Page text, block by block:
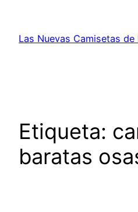
contenido
Las Nuevas Camisetas de
Etiqueta:
baratas